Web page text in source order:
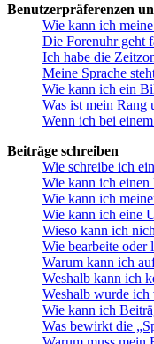
Benutzerpräferenzen
Wie kann ich
Die Forenuhr geht
Ich habe die
Meine Sprache
Wie kann ich ein
Was ist mein Rang
Wenn ich bei
Beiträge schreiben
Wie schreibe ich
Wie kann ich einen
Wie kann ich
Wie kann ich eine
Wieso kann ich
Wie bearbeite oder
Warum kann ich
Weshalb kann ich
Weshalb wurde ich
Wie kann ich
Was bewirkt die